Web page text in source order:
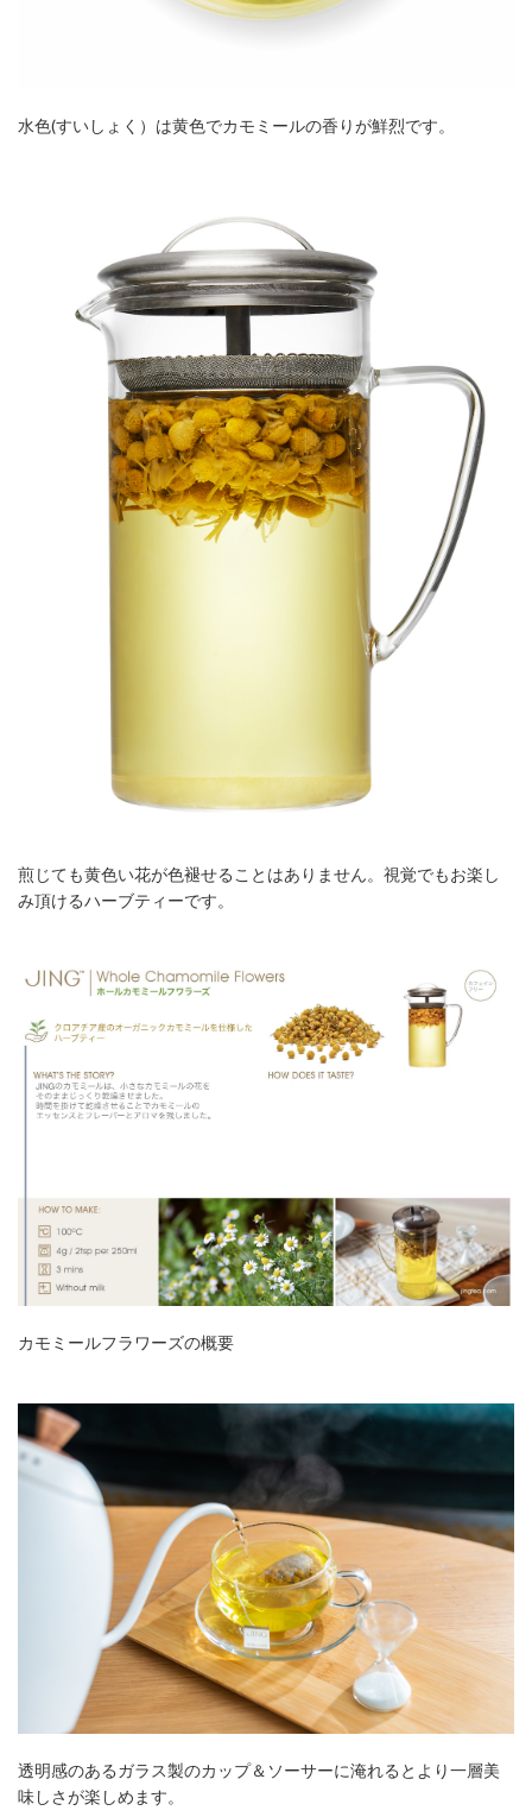
水色(すいしょく）は黄色でカモミールの香りが鮮烈です。
煎じても黄色い花が色褪せることはありません。視覚でもお楽し
み頂けるハーブティーです。
カモミールフラワーズの概要
透明感のあるガラス製のカップ＆ソーサーに淹れるとより一層美
味しさが楽しめます。